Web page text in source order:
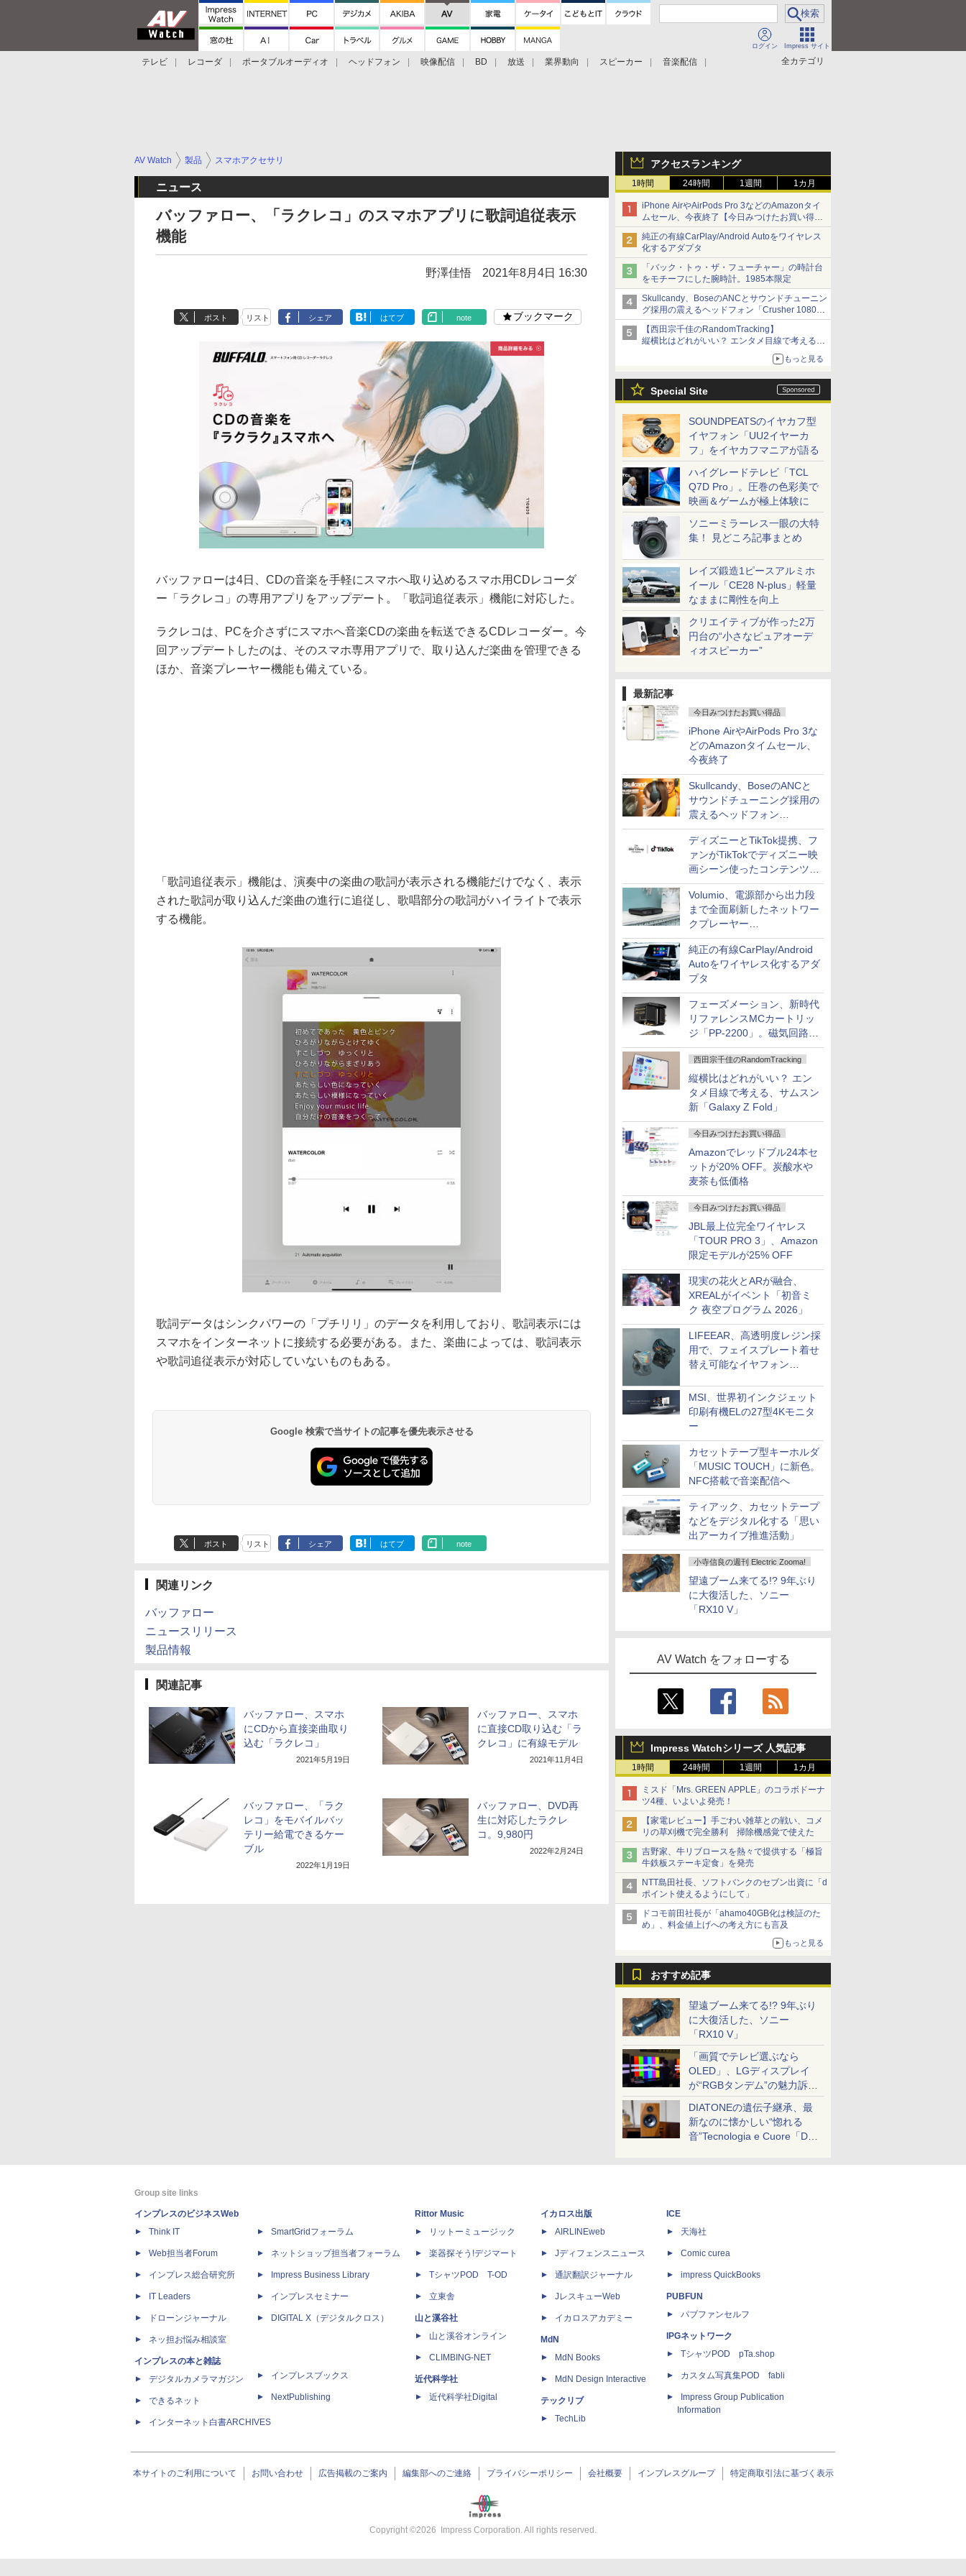
ログイン Impress サイト
全カテゴリ
テレビ レコーダ ポータブルオーディオ ヘッドフォン 映像配信 BD 放送 業界動向 スピーカー
音楽配信
アクセスランキング
1時間 24時間 1週間 1カ月
iPhone AirやAirPods Pro 3などのAmazonタイ
ムセール、今夜終了【今日みつけたお買い得
品】
純正の有線CarPlay/Android Autoをワイヤレス
化するアダプタ
「バック・トゥ・ザ・フューチャー」の時計台
をモチーフにした腕時計。1985本限定
Skullcandy、BoseのANCとサウンドチューニン
グ採用の震えるヘッドフォン「Crusher 1080
ANC」
【西田宗千佳のRandomTracking】
縦横比はどれがいい？ エンタメ目線で考える、
もっと見る
Special Site
SOUNDPEATSのイヤカフ型
イヤフォン「UU2イヤーカ
フ」をイヤカフマニアが語る
ハイグレードテレビ「TCL
Q7D Pro」。圧巻の色彩美で
映画＆ゲームが極上体験に
ソニーミラーレス一眼の大特
集！ 見どころ記事まとめ
レイズ鍛造1ピースアルミホ
イール「CE28 N-plus」軽量
なままに剛性を向上
クリエイティブが作った2万
円台の“小さなピュアオーデ
ィオスピーカー”
最新記事
今日みつけたお買い得品
iPhone AirやAirPods Pro 3な
どのAmazonタイムセール、
今夜終了
Skullcandy、BoseのANCと
サウンドチューニング採用の
震えるヘッドフォン
「Crusher 1080 ANC」
ディズニーとTikTok提携、フ
ァンがTikTokでディズニー映
画シーン使ったコンテンツ制
作、Disney+にも配信
Volumio、電源部から出力段
まで全面刷新したネットワー
クプレーヤー
「Primo（2026）」
純正の有線CarPlay/Android
Autoをワイヤレス化するアダ
プタ
フェーズメーション、新時代
リファレンスMCカートリッ
ジ「PP-2200」。磁気回路や
ハウジングを根本から見直し
西田宗千佳のRandomTracking
縦横比はどれがいい？ エン
タメ目線で考える、サムスン
新「Galaxy Z Fold」
今日みつけたお買い得品
Amazonでレッドブル24本セ
ットが20% OFF。炭酸水や
麦茶も低価格
今日みつけたお買い得品
JBL最上位完全ワイヤレス
「TOUR PRO 3」、Amazon
限定モデルが25% OFF
現実の花火とARが融合、
XREALがイベント「初音ミ
ク 夜空プログラム 2026」
LIFEEAR、高透明度レジン採
用で、フェイスプレート着せ
替え可能なイヤフォン
MSI、世界初インクジェット
印刷有機ELの27型4Kモニタ
ー
カセットテープ型キーホルダ
「MUSIC TOUCH」に新色。
NFC搭載で音楽配信へ
ティアック、カセットテープ
などをデジタル化する「思い
出アーカイブ推進活動」
小寺信良の週刊 Electric Zooma!
望遠ブーム来てる!? 9年ぶり
に大復活した、ソニー
「RX10 V」
AV Watch をフォローする
Impress Watchシリーズ 人気記事
1時間 24時間 1週間 1カ月
ミスド「Mrs. GREEN APPLE」のコラボドーナ
ツ4種、いよいよ発売！
【家電レビュー】手ごわい雑草との戦い、コメ
リの草刈機で完全勝利 掃除機感覚で使えた
吉野家、牛リブロースを熱々で提供する「極旨
牛鉄板ステーキ定食」を発売
NTT島田社長、ソフトバンクのセブン出資に「d
ポイント使えるようにして」
ドコモ前田社長が「ahamo40GB化は検証のた
め」、料金値上げへの考え方にも言及
もっと見る
おすすめ記事
望遠ブーム来てる!? 9年ぶり
に大復活した、ソニー
「RX10 V」
「画質でテレビ選ぶなら
OLED」、LGディスプレイ
が“RGBタンデム”の魅力訴
求。液晶とのガチ比較も
DIATONEの遺伝子継承、最
新なのに懐かしい“惚れる
音”Tecnologia e Cuore「DS-
AV Watch 製品 スマホアクセサリ
ニュース
バッファロー、「ラクレコ」のスマホアプリに歌詞追従表示
機能
野澤佳悟 2021年8月4日 16:30
ポスト リスト シェア はてブ note ブックマーク
バッファローは4日、CDの音楽を手軽にスマホへ取り込めるスマホ用CDレコーダ
ー「ラクレコ」の専用アプリをアップデート。「歌詞追従表示」機能に対応した。
ラクレコは、PCを介さずにスマホへ音楽CDの楽曲を転送できるCDレコーダー。今
回アップデートしたのは、そのスマホ専用アプリで、取り込んだ楽曲を管理できる
ほか、音楽プレーヤー機能も備えている。
「歌詞追従表示」機能は、演奏中の楽曲の歌詞が表示される機能だけでなく、表示
された歌詞が取り込んだ楽曲の進行に追従し、歌唱部分の歌詞がハイライトで表示
する機能。
歌詞データはシンクパワーの「プチリリ」のデータを利用しており、歌詞表示には
スマホをインターネットに接続する必要がある。また、楽曲によっては、歌詞表示
や歌詞追従表示が対応していないものもある。
Google 検索で当サイトの記事を優先表示させる
ポスト リスト シェア はてブ note
関連リンク
バッファロー
ニュースリリース
製品情報
関連記事
バッファロー、スマホ
にCDから直接楽曲取り
込む「ラクレコ」
2021年5月19日
バッファロー、スマホ
に直接CD取り込む「ラ
クレコ」に有線モデル
2021年11月4日
バッファロー、「ラク
レコ」をモバイルバッ
テリー給電できるケー
ブル
2022年1月19日
バッファロー、DVD再
生に対応したラクレ
コ。9,980円
2022年2月24日
Group site links
インプレスのビジネスWeb
Think IT
Web担当者Forum
インプレス総合研究所
IT Leaders
ドローンジャーナル
ネッ担お悩み相談室
インプレスの本と雑誌
デジタルカメラマガジン
できるネット
インターネット白書ARCHIVES
SmartGridフォーラム
ネットショップ担当者フォーラム
Impress Business Library
インプレスセミナー
DIGITAL X（デジタルクロス）
インプレスブックス
NextPublishing
Rittor Music
リットーミュージック
楽器探そう!デジマート
TシャツPOD T-OD
立東舎
山と溪谷社
山と溪谷オンライン
CLIMBING-NET
近代科学社
近代科学社Digital
イカロス出版
AIRLINEweb
Jディフェンスニュース
通訳翻訳ジャーナル
JレスキューWeb
イカロスアカデミー
MdN
MdN Books
MdN Design Interactive
テックリブ
TechLib
ICE
天海社
Comic curea
impress QuickBooks
PUBFUN
パブファンセルフ
IPGネットワーク
TシャツPOD pTa.shop
カスタム写真集POD fabli
Impress Group Publication
Information
本サイトのご利用について お問い合わせ 広告掲載のご案内 編集部へのご連絡 プライバシーポリシー 会社概要 インプレスグループ 特定商取引法に基づく表示
Copyright ©2026 Impress Corporation. All rights reserved.